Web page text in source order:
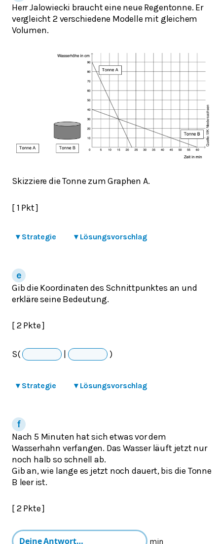
Herr Jalowiecki braucht eine neue Regentonne. Er
vergleicht 2 verschiedene Modelle mit gleichem
Volumen.
Skizziere die Tonne zum Graphen A.
[ 1 Pkt ]
▾ Strategie ▾ Lösungsvorschlag
Gib die Koordinaten des Schnittpunktes an und
erkläre seine Bedeutung.
[ 2 Pkte ]
S( )
▾ Strategie ▾ Lösungsvorschlag
Nach 5 Minuten hat sich etwas vor dem
Wasserhahn verfangen. Das Wasser läuft jetzt nur
noch halb so schnell ab.
Gib an, wie lange es jetzt noch dauert, bis die Tonne
B leer ist.
[ 2 Pkte ]
min